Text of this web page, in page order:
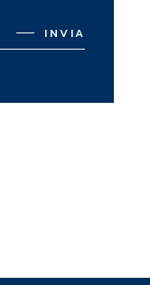
INVIA